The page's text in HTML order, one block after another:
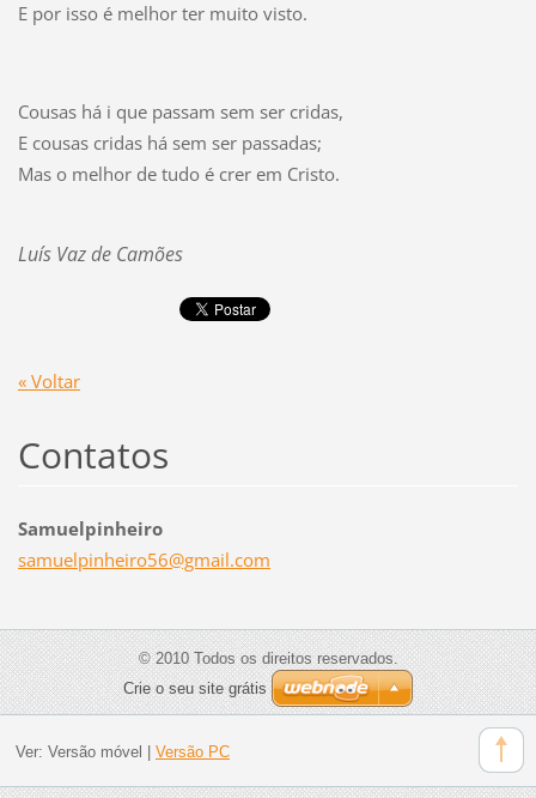
E por isso é melhor ter muito visto.
Cousas há i que passam sem ser cridas,
E cousas cridas há sem ser passadas;
Mas o melhor de tudo é crer em Cristo.
Luís Vaz de Camões
« Voltar
Contatos
Samuelpinheiro
samuelpinheiro56@gmail.com
© 2010 Todos os direitos reservados.
Crie o seu site grátis
Ver: Versão móvel Versão PC